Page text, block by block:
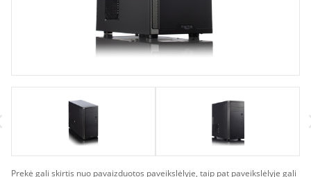
Prekė gali skirtis nuo pavaizduotos paveikslėlyje, taip pat paveikslėlyje gali